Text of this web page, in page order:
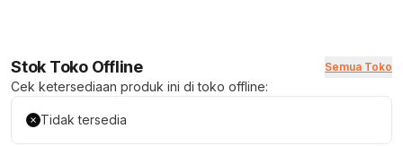
Stok Toko Offline Semua Toko
Cek ketersediaan produk ini di toko offline:
Tidak tersedia